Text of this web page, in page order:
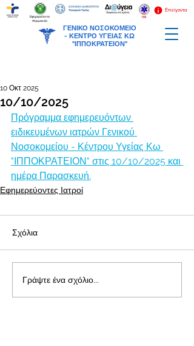
ΓΕΝΙΚΟ ΝΟΣΟΚΟΜΕΙΟ
- ΚΕΝΤΡΟ ΥΓΕΙΑΣ ΚΩ
"ΙΠΠΟΚΡΑΤΕΙΟΝ"
Επείγοντα
Εφημερεύοντα
Φαρμακεία
10/10/2025
10 Οκτ 2025
Πρόγραμμα εφημερευόντων
ειδικευμένων ιατρών Γενικού
Νοσοκομείου - Κέντρου Υγείας Κω
"ΙΠΠΟΚΡΑΤΕΙΟΝ" στις 10/10/2025 και
ημέρα Παρασκευή.
Εφημερεύοντες Ιατροί
Σχόλια
Γράψτε ένα σχόλιο...